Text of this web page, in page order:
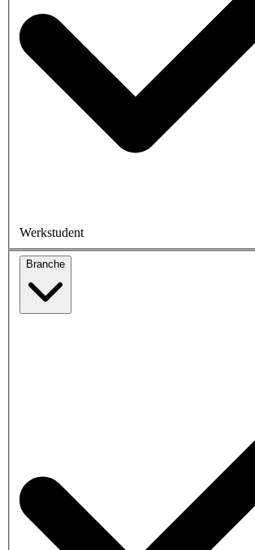
Werkstudent
Branche